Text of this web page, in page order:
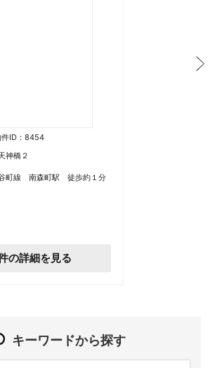
件ID：8454
神橋２
町線 南森町駅 徒歩約１分
の詳細を見る
キーワードから探す